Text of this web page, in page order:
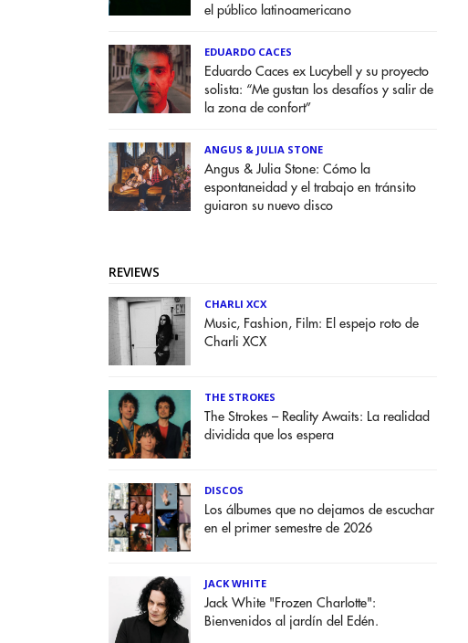
el público latinoamericano
EDUARDO CACES
Eduardo Caces ex Lucybell y su proyecto
solista: “Me gustan los desafíos y salir de
la zona de confort”
ANGUS & JULIA STONE
Angus & Julia Stone: Cómo la
espontaneidad y el trabajo en tránsito
guiaron su nuevo disco
REVIEWS
CHARLI XCX
Music, Fashion, Film: El espejo roto de
Charli XCX
THE STROKES
The Strokes – Reality Awaits: La realidad
dividida que los espera
DISCOS
Los álbumes que no dejamos de escuchar
en el primer semestre de 2026
JACK WHITE
Jack White "Frozen Charlotte":
Bienvenidos al jardín del Edén.